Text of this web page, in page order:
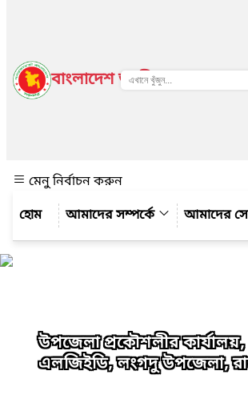
বাংলাদেশ জাতীয় তথ্য বাতায়ন
মেনু নির্বাচন করুন
আমাদের সম্পর্কে
আমাদের
উপজেলা প্রকৌশলীর কার্যালয়,
এলজিইডি, লংগদু উপজেলা,